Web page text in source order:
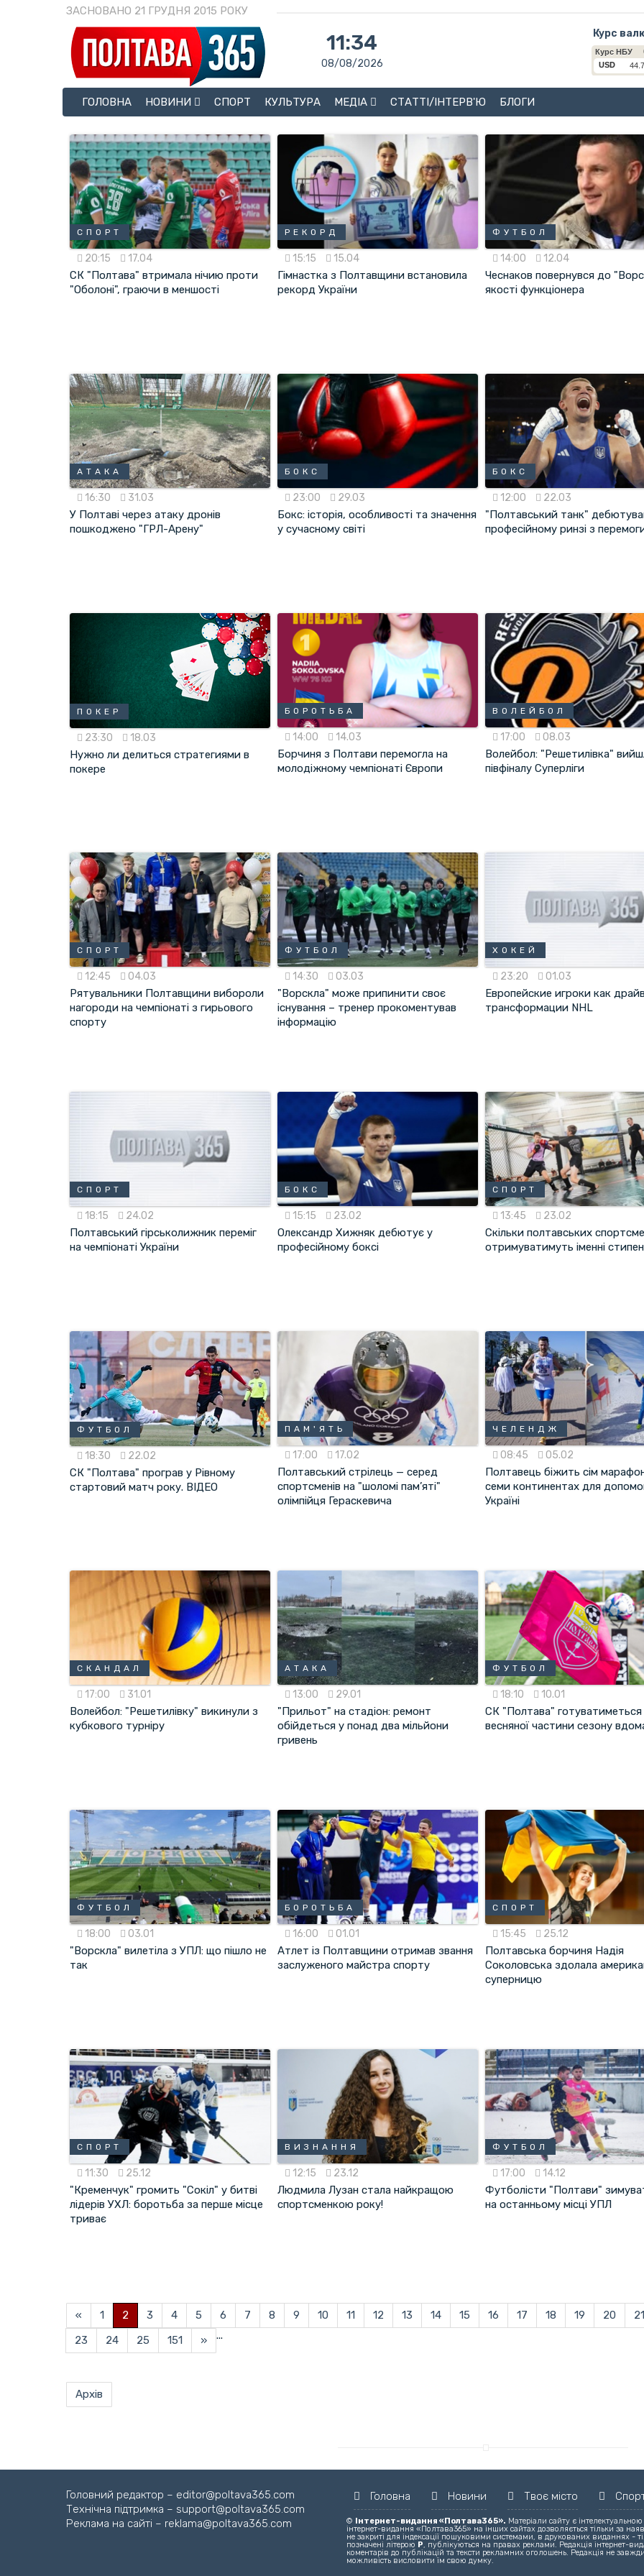
ЗАСНОВАНО 21 ГРУДНЯ 2015 РОКУ
11:34
08/08/2026
Курс
ГОЛОВНА НОВИНИ СПОРТ КУЛЬТУРА МЕДІА СТАТТІ/ІНТЕРВ'Ю БЛОГИ
СПОРТ
20:15 17.04
СК "Полтава" втримала нічию проти
"Оболоні", граючи в меншості
РЕКОРД
15:15 15.04
Гімнастка з Полтавщини встановила
рекорд України
ФУТБОЛ
14:00 12.04
Чеснаков повернувся до
якості функціонера
АТАКА
16:30 31.03
У Полтаві через атаку дронів
пошкоджено "ГРЛ-Арену"
БОКС
23:00 29.03
Бокс: історія, особливості та значення
у сучасному світі
БОКС
12:00 22.03
"Полтавський танк"
професійному ринзі з
ПОКЕР
23:30 18.03
Нужно ли делиться стратегиями в
покере
БОРОТЬБА
14:00 14.03
Борчиня з Полтави перемогла на
молодіжному чемпіонаті Європи
ВОЛЕЙБОЛ
17:00 08.03
Волейбол: "Решетилівка"
півфіналу Суперліги
СПОРТ
12:45 04.03
Рятувальники Полтавщини вибороли
нагороди на чемпіонаті з гирьового
спорту
ФУТБОЛ
14:30 03.03
"Ворскла" може припинити своє
існування – тренер прокоментував
інформацію
ХОКЕЙ
23:20 01.03
Европейские игроки как
трансформации NHL
СПОРТ
18:15 24.02
Полтавський гірськолижник переміг
на чемпіонаті України
БОКС
15:15 23.02
Олександр Хижняк дебютує у
професійному боксі
СПОРТ
13:45 23.02
Скільки полтавських
отримуватимуть іменні
ФУТБОЛ
18:30 22.02
СК "Полтава" програв у Рівному
стартовий матч року. ВІДЕО
ПАМ'ЯТЬ
17:00 17.02
Полтавський стрілець — серед
спортсменів на "шоломі пам’яті"
олімпійця Гераскевича
ЧЕЛЕНДЖ
08:45 05.02
Полтавець біжить сім
семи континентах для
Україні
СКАНДАЛ
17:00 31.01
Волейбол: "Решетилівку" викинули з
кубкового турніру
АТАКА
13:00 29.01
"Прильот" на стадіон: ремонт
обійдеться у понад два мільйони
гривень
ФУТБОЛ
18:10 10.01
СК "Полтава"
весняної частини сезону
ФУТБОЛ
18:00 03.01
"Ворскла" вилетіла з УПЛ: що пішло не
так
БОРОТЬБА
16:00 01.01
Атлет із Полтавщини отримав звання
заслуженого майстра спорту
СПОРТ
15:45 25.12
Полтавська борчиня Надія
Соколовська здолала
суперницю
СПОРТ
11:30 25.12
"Кременчук" громить "Сокіл" у битві
лідерів УХЛ: боротьба за перше місце
триває
ВИЗНАННЯ
12:15 23.12
Людмила Лузан стала найкращою
спортсменкою року!
ФУТБОЛ
17:00 14.12
Футболісти "Полтави"
на останньому місці УПЛ
« 1 2 3 4 5 6 7 8 9 10 11 12 13 14 15 16 17 18 19 20
21
23
24 25 ...
151 »
Архів
Головний редактор – editor@poltava365.com
Технічна підтримка – support@poltava365.com
Реклама на сайті – reklama@poltava365.com
Головна Новини Твоє місто
© Інтернет-видання «Полтава365». Матеріали сайту є
інтернет-видання «Полтава365» на інших сайтах дозволяється тільки за
не закриті для індексації пошуковими системами, в друкованих виданнях -
позначені літерою Р, публікуються на правах реклами. Редакція інтернет-
коментарів до публікацій та тексти рекламних оголошень. Редакція не
можливість висловити їм свою думку.